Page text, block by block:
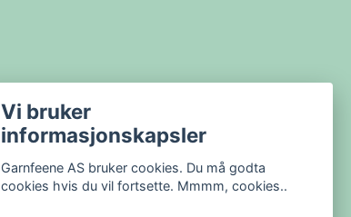
Vi bruker
informasjonskapsler
Garnfeene AS bruker cookies. Du må godta
cookies hvis du vil fortsette. Mmmm, cookies..